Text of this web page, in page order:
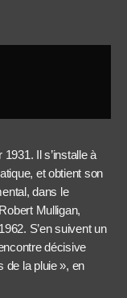
Il s’installe à
et obtient son
dans le
Mulligan,
S’en suivent un
décisive
de la pluie », en